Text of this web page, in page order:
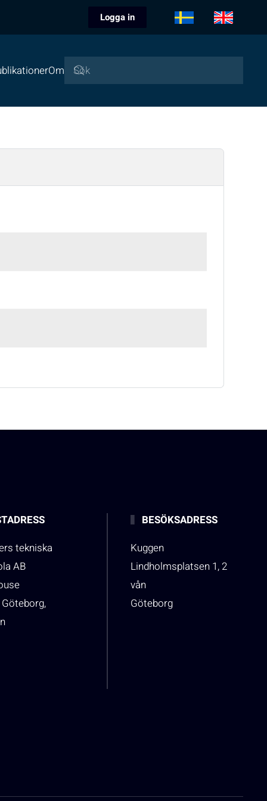
Logga in
Om
tekniska
AB
BESÖKSADRESS
Kuggen
Lindholmsplatsen 1, 2
vån
Göteborg